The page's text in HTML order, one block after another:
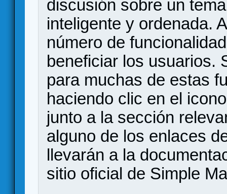
discusión sobre un
inteligente y ordenada.
número de
beneficiar los usuarios.
para muchas de estas
haciendo clic en el
junto a la sección
alguno de los enlaces
llevarán a la
sitio oficial de Simple